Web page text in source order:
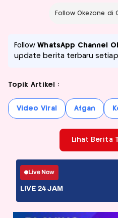
Follow Okezone di
FollowWhatsApp Channel
update berita terbaru setiap
Topik Artikel :
Video Viral Afgan
Lihat Berita
Live Now
LIVE 24 JAM